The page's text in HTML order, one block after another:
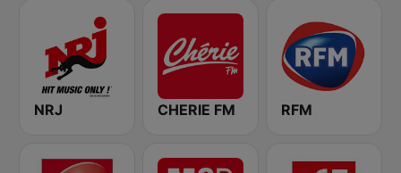
NRJ CHERIE FM RFM